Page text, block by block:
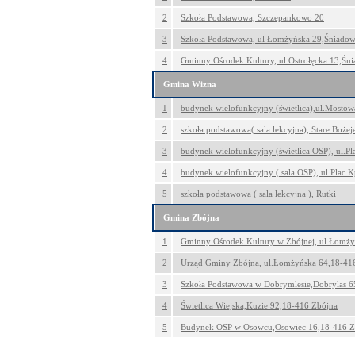
2 Szkoła Podstawowa, Szczepankowo 20
3 Szkoła Podstawowa, ul Łomżyńska
4 Gminny Ośrodek Kultury, ul Ostrołęcka
Gmina Wizna
1 budynek wielofunkcyjny
2 szkoła podstawowa( sala lekcyjna), Stare
3 budynek wielofunkcyjny (świetlica OSP),
4 budynek wielofunkcyjny ( sala OSP), ul.Plac
5 szkoła podstawowa ( sala lekcyjna ), Rutki
Gmina Zbójna
1 Gminny Ośrodek Kultury w Zbójnej,
2 Urząd Gminy Zbójna, ul.Łomżyńska 64,18-
3 Szkoła Podstawowa w Dobrymlesie,Dobrylas
4 Świetlica Wiejska,Kuzie 92,18-416 Zbójna
5 Budynek OSP w Osowcu,Osowiec 16,18-416